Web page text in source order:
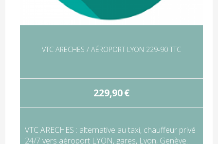
VTC ARECHES / AÉROPORT LYON 229-90 TTC
229,90€
VTC ARECHES : alternative au taxi, chauffeur privé
24/7 vers aéroport LYON, gares, Lyon, Genève…